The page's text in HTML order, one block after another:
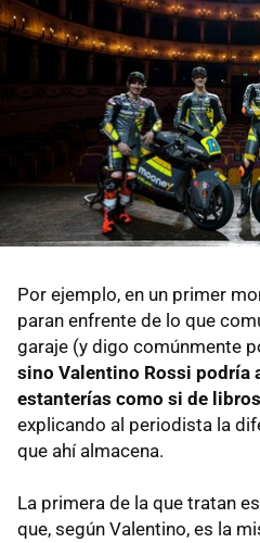
Por ejemplo, en un primer
paran enfrente de lo que
garaje (y digo comúnmente
sino Valentino Rossi podría
estanterías como si de
explicando al periodista la
que ahí almacena.
La primera de la que tratan
que, según Valentino, es la